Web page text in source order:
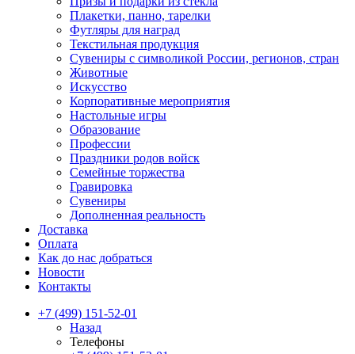
Плакетки, панно, тарелки
Футляры для наград
Текстильная продукция
Сувениры с символикой России, регионов, стран
Животные
Искусство
Корпоративные мероприятия
Настольные игры
Образование
Профессии
Праздники родов войск
Семейные торжества
Гравировка
Сувениры
Дополненная реальность
Доставка
Оплата
Как до нас добраться
Новости
Контакты
+7 (499) 151-52-01
Назад
Телефоны